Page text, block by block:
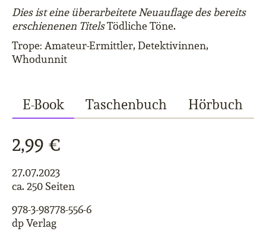
Dies ist eine überarbeitete Neuauflage des bereits
erschienenen TitelsTödliche Töne.
Trope: Amateur-Ermittler, Detektivinnen,
Whodunnit
E-Book Taschenbuch Hörbuch
2,99 €
27.07.2023
ca. 250 Seiten
978-3-98778-556-6
dp Verlag